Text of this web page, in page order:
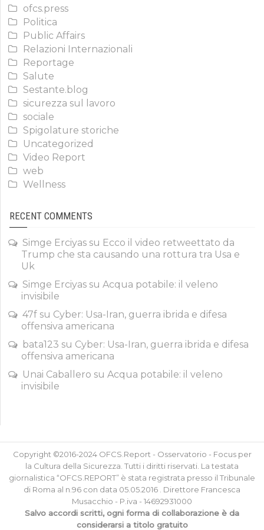
ofcs.press
Politica
Public Affairs
Relazioni Internazionali
Reportage
Salute
Sestante.blog
sicurezza sul lavoro
sociale
Spigolature storiche
Uncategorized
Video Report
web
Wellness
RECENT COMMENTS
Simge Erciyas su Ecco il video retweettato da
Trump che sta causando una rottura tra Usa e
Uk
Simge Erciyas su Acqua potabile: il veleno
invisibile
47f su Cyber: Usa-Iran, guerra ibrida e difesa
offensiva americana
bata123 su Cyber: Usa-Iran, guerra ibrida e difesa
offensiva americana
Unai Caballero su Acqua potabile: il veleno
invisibile
Copyright ©2016-2024 OFCS.Report - Osservatorio - Focus per
la Cultura della Sicurezza. Tutti i diritti riservati. La testata
giornalistica “OFCS.REPORT” è stata registrata presso il Tribunale
di Roma al n.96 con data 05.05.2016 . Direttore Francesca
Musacchio - P.iva - 14692931000
Salvo accordi scritti, ogni forma di collaborazione è da
considerarsi a titolo gratuito